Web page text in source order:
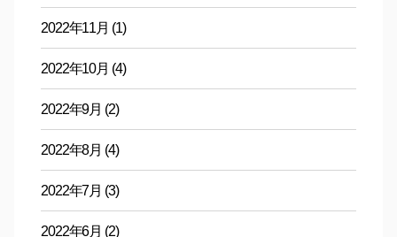
2022年11月 (1)
2022年10月 (4)
2022年9月 (2)
2022年8月 (4)
2022年7月 (3)
2022年6月 (2)